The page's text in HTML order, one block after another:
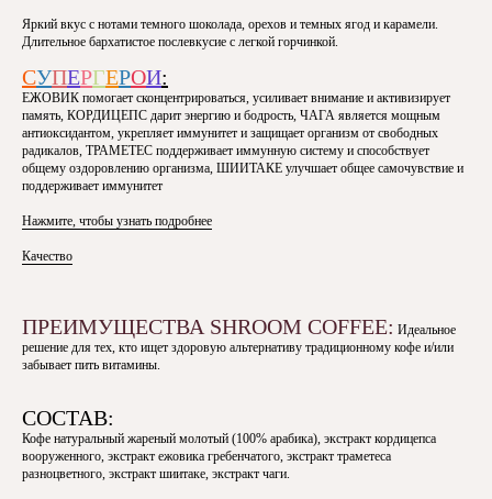
Яркий вкус с нотами темного шоколада, орехов и темных ягод и карамели.
Длительное бархатистое послевкусие с легкой горчинкой.
СУПЕРГЕРОИ:
ЕЖОВИК помогает сконцентрироваться, усиливает внимание и активизирует
память, КОРДИЦЕПС дарит энергию и бодрость, ЧАГА является мощным
антиоксидантом, укрепляет иммунитет и защищает организм от свободных
радикалов, ТРАМЕТЕС поддерживает иммунную систему и способствует
общему оздоровлению организма, ШИИТАКЕ улучшает общее самочувствие и
поддерживает иммунитет
Нажмите, чтобы узнать подробнее
Качество
ПРЕИМУЩЕСТВА SHROOM COFFEE: Идеальное
решение для тех, кто ищет здоровую альтернативу традиционному кофе и/или
забывает пить витамины.
СОСТАВ:
Кофе натуральный жареный молотый (100% арабика), экстракт кордицепса
вооруженного, экстракт ежовика гребенчатого, экстракт траметеса
разноцветного, экстракт шиитаке, экстракт чаги.
SHROOM COFFEE — это напиток, сочетающий
в себе мягкий вкус премиального кофе и силу
СУПЕРГЕРОИ